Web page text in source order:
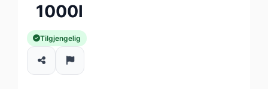
1000l
Tilgjengelig